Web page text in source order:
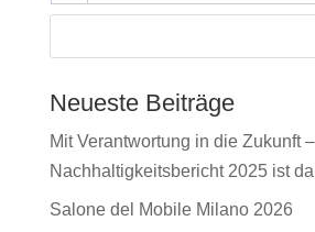
Neueste Beiträge
Mit Verantwortung in die Zukunft
Nachhaltigkeitsbericht 2025 ist
Salone del Mobile Milano 2026